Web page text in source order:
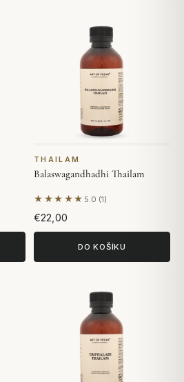
THAILAM
Balaswagandhadhi Thailam
★★★★★ 5.0 (1)
Na základě 1 hodnocení
€22,00
DO KOŠÍKU